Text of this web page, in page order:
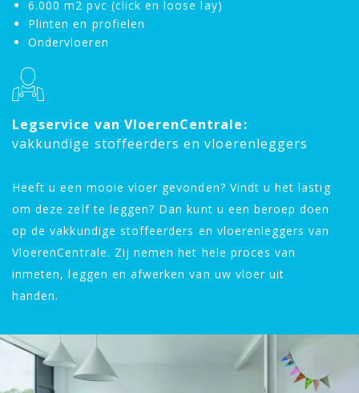
6.000 m2 pvc (click en loose lay)
Plinten en profielen
Ondervloeren
Legservice van VloerenCentrale:
vakkundige stoffeerders en vloerenleggers
Heeft u een mooie vloer gevonden? Vindt u het lastig
om deze zelf te leggen? Dan kunt u een beroep doen
op de vakkundige stoffeerders en vloerenleggers van
VloerenCentrale. Zij nemen het hele proces van
inmeten, leggen en afwerken van uw vloer uit
handen.